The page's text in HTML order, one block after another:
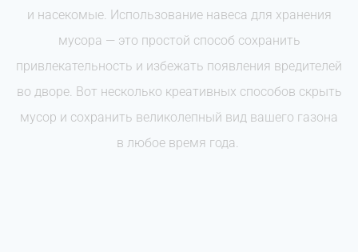
и насекомые. Использование навеса для хранения
мусора — это простой способ сохранить
привлекательность и избежать появления вредителей
во дворе. Вот несколько креативных способов скрыть
мусор и сохранить великолепный вид вашего газона
в любое время года.